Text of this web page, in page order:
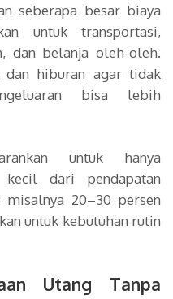
seberapa besar biaya
untuk transportasi,
dan belanja oleh-oleh.
dan hiburan agar tidak
bisa lebih
untuk hanya
kecil dari pendapatan
20–30 persen
untuk kebutuhan rutin
Utang Tanpa